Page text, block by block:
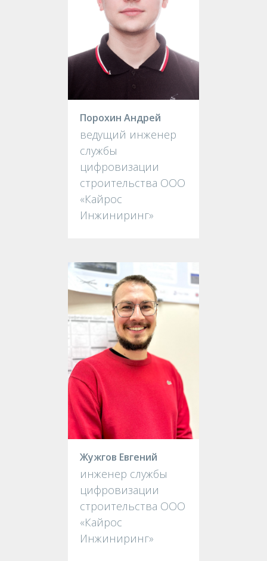
Порохин Андрей
ведущий инженер
службы
цифровизации
строительства ООО
«Кайрос
Инжиниринг»
Жужгов Евгений
инженер службы
цифровизации
строительства ООО
«Кайрос
Инжиниринг»